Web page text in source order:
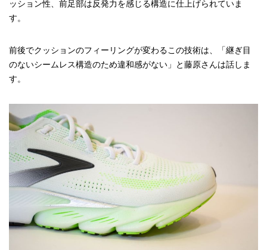
ッション性、前足部は反発力を感じる構造に仕上げられていま
す。
前後でクッションのフィーリングが変わるこの技術は、「継ぎ目
のないシームレス構造のため違和感がない」と藤原さんは話しま
す。